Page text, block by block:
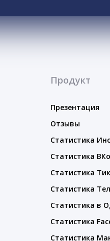
Продукт
Презентация
Отзывы
Статистика
Статистика
Статистика
Статистика
Статистика в
Статистика
Статистика